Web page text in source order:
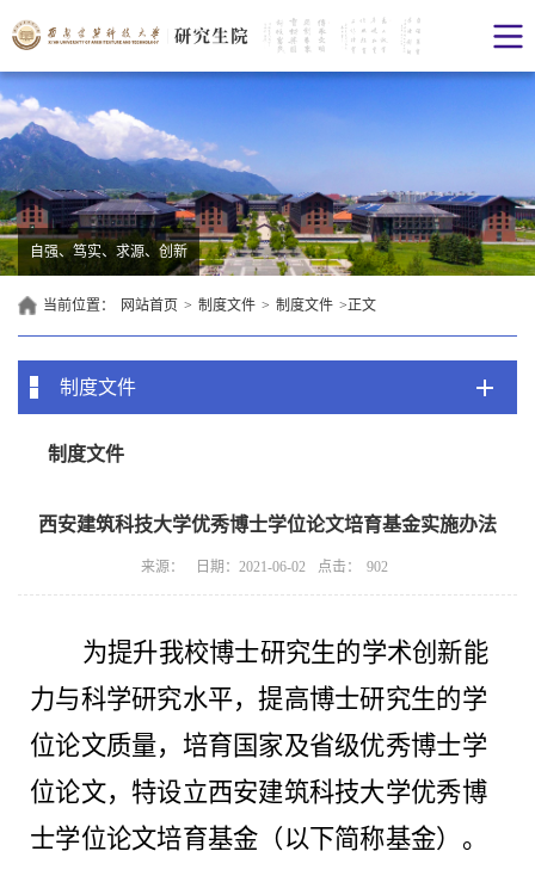
自强、笃实、求源、创新
当前位置： 网站首页 > 制度文件 > 制度文件 >正文
制度文件
制度文件
西安建筑科技大学优秀博士学位论文培育基金实施办法
来源： 日期：2021-06-02 点击： 902
为提升我校博士研究生的学术创新能
力与科学研究水平，提高博士研究生的学
位论文质量，培育国家及省级优秀博士学
位论文，特设立西安建筑科技大学优秀博
士学位论文培育基金（以下简称基金）。